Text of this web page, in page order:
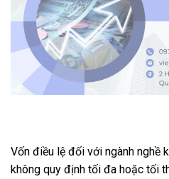
Vốn điều lệ đối với ngành nghề
không quy định tối đa hoặc tối